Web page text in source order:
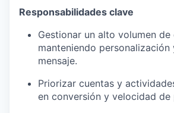
Responsabilidades clave
Gestionar un alto volumen de
manteniendo personalización
mensaje.
Priorizar cuentas y
en conversión y velocidad de